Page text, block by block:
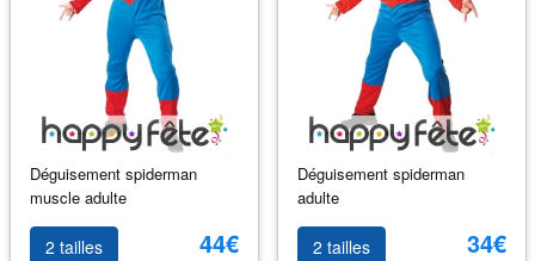
Déguisement spiderman
muscle adulte
2 tailles 44€
Déguisement spiderman
adulte
2 tailles 34€